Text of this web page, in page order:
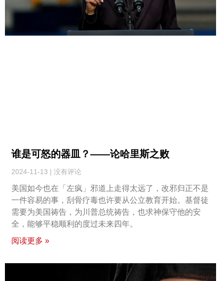
谁是可怒的器皿？——论哈里斯之败
2024-11-13 没有评论
美国如今也在「左疯」邪道上走得太远了，改邪归正不是
一件容易的事，刮骨疗毒也许要从公立教育开始。基督徒
需要为美国祷告，为川普总统祷告，也求神保守他的安
全，能够平稳顺利的度过未来四年。
阅读更多 »